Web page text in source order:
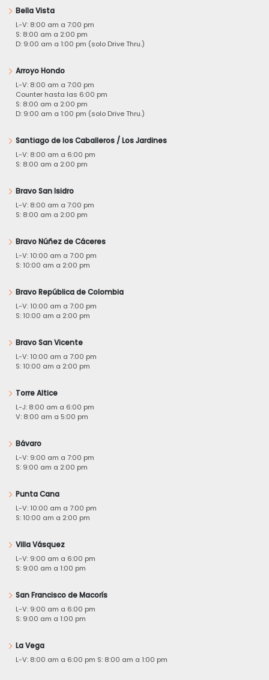
Bella Vista
L-V: 8:00 am a 7:00 pm
S: 8:00 am a 2:00 pm
D: 9:00 am a 1:00 pm (solo Drive Thru.)
Arroyo Hondo
L-V: 8:00 am a 7:00 pm
Counter hasta las 6:00 pm
S: 8:00 am a 2:00 pm
D: 9:00 am a 1:00 pm (solo Drive Thru.)
Santiago de los Caballeros / Los Jardines
L-V: 8:00 am a 6:00 pm
S: 8:00 am a 2:00 pm
Bravo San Isidro
L-V: 8:00 am a 7:00 pm
S: 8:00 am a 2:00 pm
Bravo Núñez de Cáceres
L-V: 10:00 am a 7:00 pm
S: 10:00 am a 2:00 pm
Bravo República de Colombia
L-V: 10:00 am a 7:00 pm
S: 10:00 am a 2:00 pm
Bravo San Vicente
L-V: 10:00 am a 7:00 pm
S: 10:00 am a 2:00 pm
Torre Altice
L-J: 8:00 am a 6:00 pm
V: 8:00 am a 5:00 pm
Bávaro
L-V: 9:00 am a 7:00 pm
S: 9:00 am a 2:00 pm
Punta Cana
L-V: 10:00 am a 7:00 pm
S: 10:00 am a 2:00 pm
Villa Vásquez
L-V: 9:00 am a 6:00 pm
S: 9:00 am a 1:00 pm
San Francisco de Macorís
L-V: 9:00 am a 6:00 pm
S: 9:00 am a 1:00 pm
La Vega
L-V: 8:00 am a 6:00 pm S: 8:00 am a 1:00 pm